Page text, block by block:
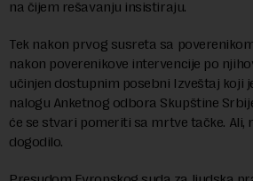
na čijem rešavanju insistiraju.
Tek nakon prvog susreta sa
nakon poverenikove intervencije po
učinjen dostupnim posebni Izveštaj koji
nalogu Anketnog odbora Skupštine
će se stvari pomeriti sa mrtve tačke. Ali,
dogodilo.